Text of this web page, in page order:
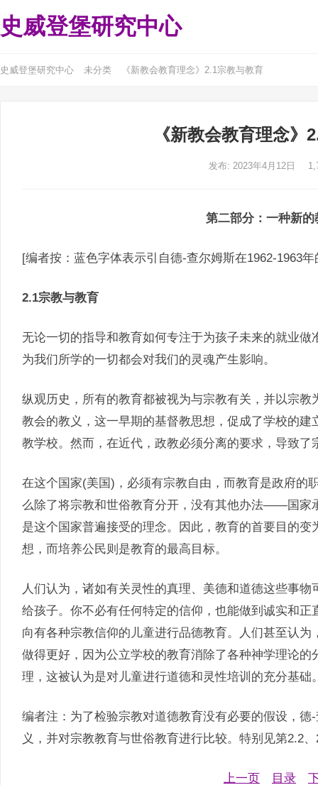
史威登堡研究中心
史威登堡研究中心 未分类 《新教会教育理念》2.1宗教与教育
《新教会教育理念》
发布: 2023年4月12日
第二部分：一种新的
[编者按：蓝色字体表示引自德-查尔姆斯在1962-1963
2.1宗教与教育
无论一切的指导和教育如何专注于为孩子未来的就业
为我们所学的一切都会对我们的灵魂产生影响。
纵观历史，所有的教育都被视为与宗教有关，并以宗
教会的教义，这一早期的基督教思想，促成了学校的
教学校。然而，在近代，政教必须分离的要求，导致了
在这个国家(美国)，必须有宗教自由，而教育是政府的
么除了将宗教和世俗教育分开，没有其他办法——国
是这个国家普遍接受的理念。因此，教育的首要目的
想，而培养公民则是教育的最高目标。
人们认为，诸如有关灵性的真理、美德和道德这些事
给孩子。你不必有任何特定的信仰，也能做到诚实和
向有各种宗教信仰的儿童进行品德教育。人们甚至认
做得更好，因为公立学校的教育消除了各种神学理论
理，这被认为是对儿童进行道德和灵性培训的充分基础
编者注：为了检验宗教对道德教育没有必要的假设，
义，并对宗教教育与世俗教育进行比较。特别见第2.2
上一页 目录